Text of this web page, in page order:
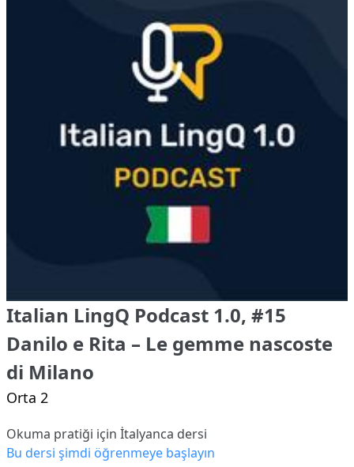
Italian LingQ Podcast 1.0, #15
Danilo e Rita – Le gemme nascoste
di Milano
Orta 2
Okuma pratiği için İtalyanca dersi
Bu dersi şimdi öğrenmeye başlayın